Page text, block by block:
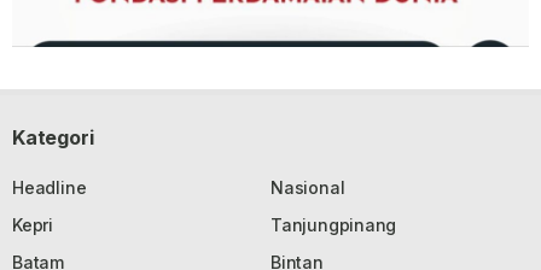
Kategori
Headline
Nasional
Kepri
Tanjungpinang
Batam
Bintan